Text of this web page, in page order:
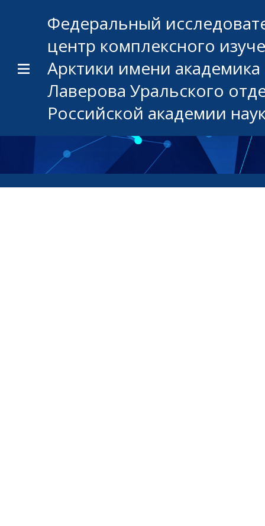
Федеральный
центр комплексного
Арктики имени
Лаверова Уральского
Российской академии